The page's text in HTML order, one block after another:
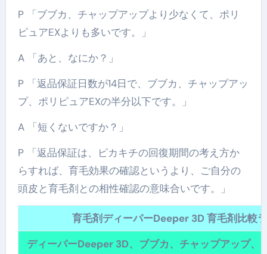
P 「ブブカ、チャップアップより少なくて、ポリ
ピュアEXよりも多いです。」
A 「あと、なにか？」
P 「返品保証日数が14日で、ブブカ、チャップアッ
プ、ポリピュアEXの半分以下です。」
A 「短くないですか？」
P 「返品保証は、ピカキチの回復期間の考え方か
らすれば、育毛効果の確認というより、ご自分の
頭皮と育毛剤との相性確認の意味合いです。」
育毛剤ディーパーDeeper 3D 育毛剤比較
ディーパーDeeper 3D、ブブカ、チャップアップ、